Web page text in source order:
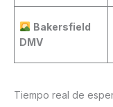
Bakersfield
DMV
Tiempo real de